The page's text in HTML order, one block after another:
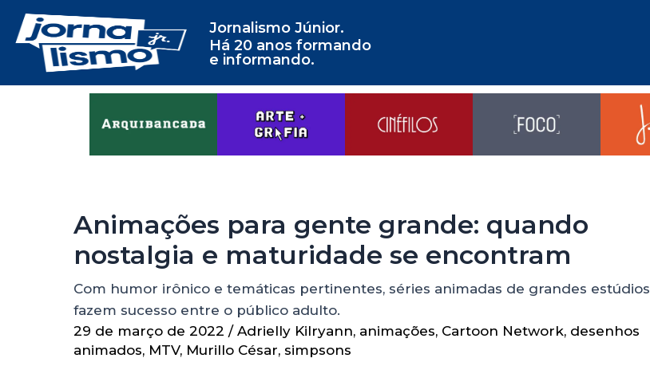
Jornalismo Júnior.
Há 20 anos formando
e informando.
Animações para gente grande: quando
nostalgia e maturidade se encontram
Com humor irônico e temáticas pertinentes, séries animadas de grandes estúdios
fazem sucesso entre o público adulto.
29 de março de 2022 / Adrielly Kilryann, animações, Cartoon Network, desenhos
animados, MTV, Murillo César, simpsons